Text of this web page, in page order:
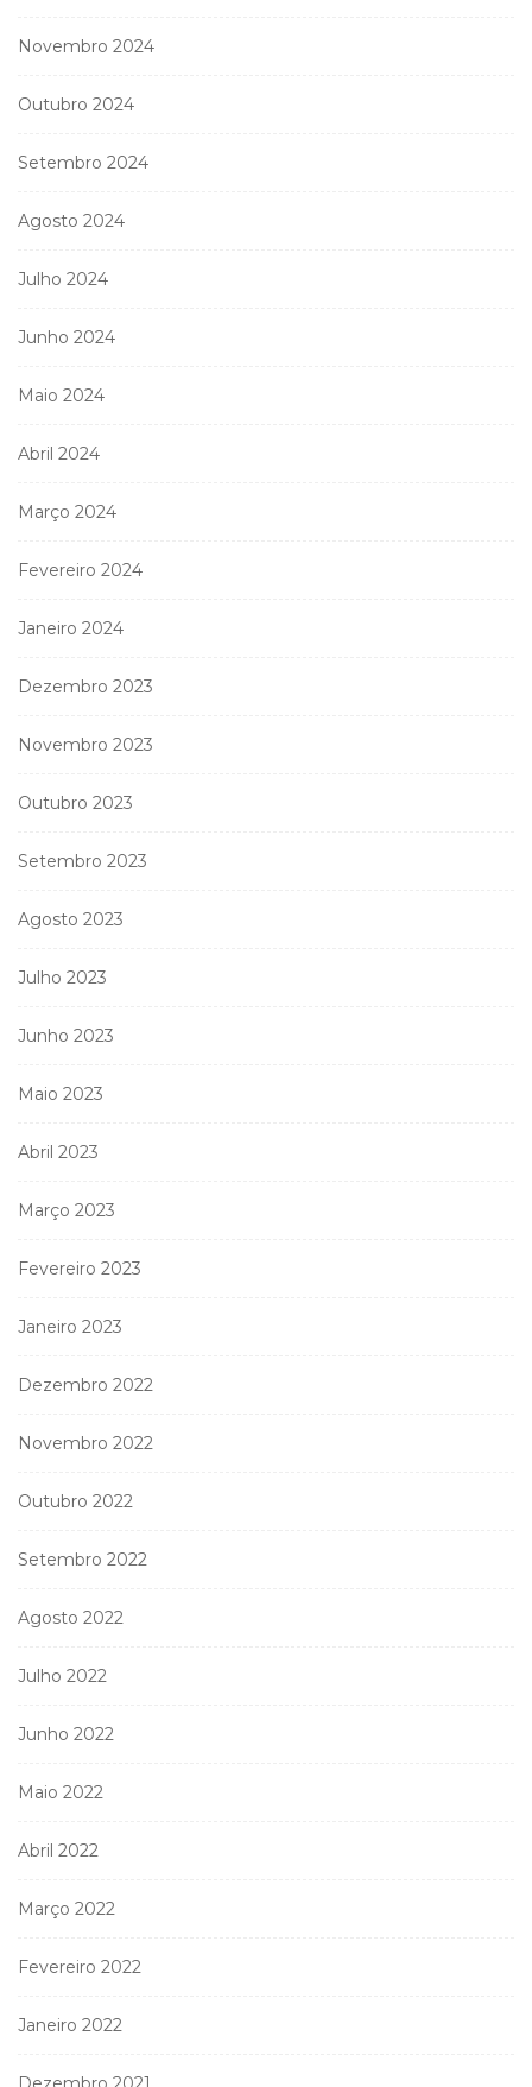
Novembro 2024
Outubro 2024
Setembro 2024
Agosto 2024
Julho 2024
Junho 2024
Maio 2024
Abril 2024
Março 2024
Fevereiro 2024
Janeiro 2024
Dezembro 2023
Novembro 2023
Outubro 2023
Setembro 2023
Agosto 2023
Julho 2023
Junho 2023
Maio 2023
Abril 2023
Março 2023
Fevereiro 2023
Janeiro 2023
Dezembro 2022
Novembro 2022
Outubro 2022
Setembro 2022
Agosto 2022
Julho 2022
Junho 2022
Maio 2022
Abril 2022
Março 2022
Fevereiro 2022
Janeiro 2022